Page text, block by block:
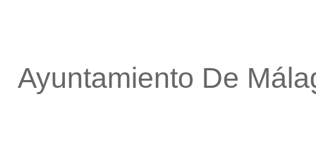
Ayuntamiento De